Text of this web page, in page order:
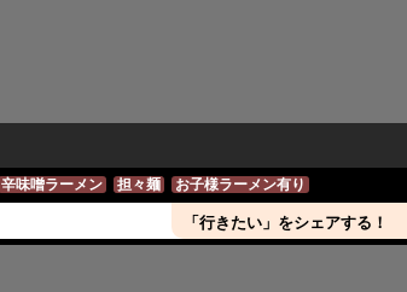
辛味噌ラーメン 担々麺 お子様ラーメン有り
「行きたい」をシェアする！